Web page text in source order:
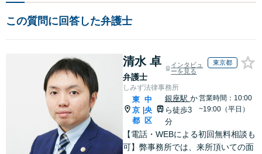
この質問に回答した弁護士
清水 卓
弁護士
インタビュ
ーを見る
東京都
しみず法律事務所
東
京
都
|
中
央
区
銀座駅 か
ら徒歩3
分
営業時間：10:00
~19:00（平日）
【電話・WEBによる初回無料相談も
可】弊事務所では、来所頂いての面